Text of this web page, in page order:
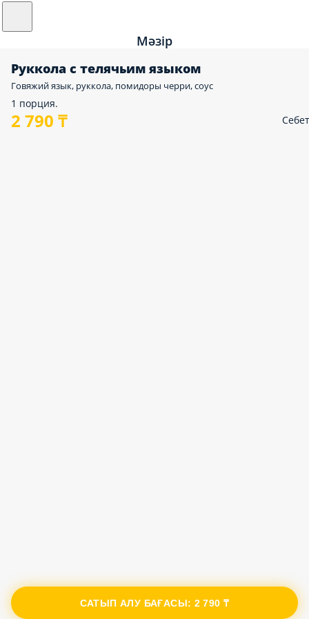
Мәзір
Руккола с телячьим языком
Говяжий язык, руккола, помидоры черри, соус
1 порция.
2 790 ₸
САТЫП АЛУ БАҒАСЫ: 2 790 ₸